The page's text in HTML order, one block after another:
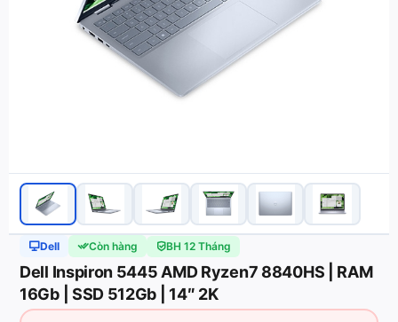
Dell Còn hàng BH 12 Tháng
Dell Inspiron 5445 AMD Ryzen7 8840HS | RAM
16Gb | SSD 512Gb | 14″ 2K